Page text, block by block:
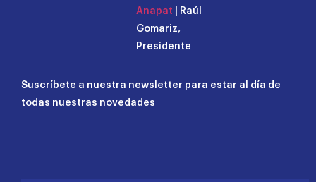
Anapat | Raúl
Gomariz,
Presidente
Suscríbete a nuestra newsletter para estar al día de
todas nuestras novedades